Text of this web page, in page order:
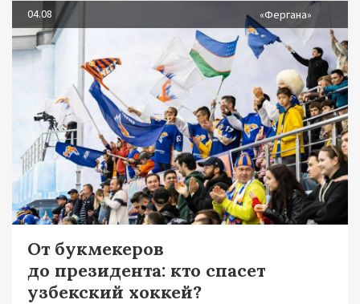
04.08 «Фергана»
От букмекеров
до президента: кто спасет
узбекский хоккей?